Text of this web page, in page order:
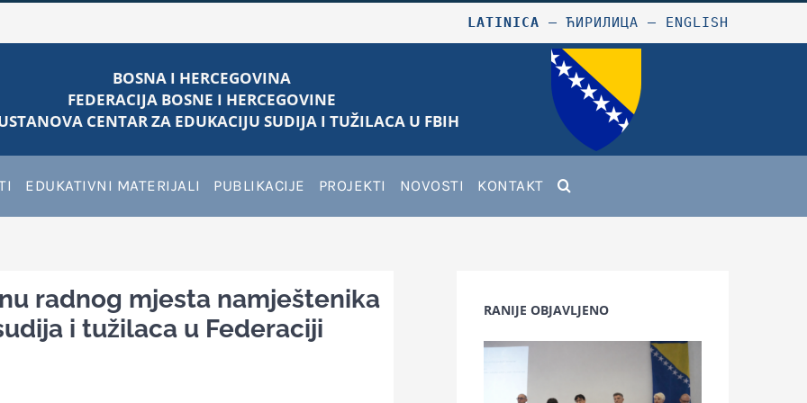
LATINICA –ЋИРИЛИЦА – ENGLISH
BOSNA I HERCEGOVINA
FEDERACIJA BOSNE I HERCEGOVINE
CENTAR ZA EDUKACIJU SUDIJA I TUŽILACA U FBIH
EDUKATIVNI MATERIJALI PUBLIKACIJE PROJEKTI NOVOSTI KONTAKT
radnog mjesta namještenika
i tužilaca u Federaciji
RANIJE OBJAVLJENO